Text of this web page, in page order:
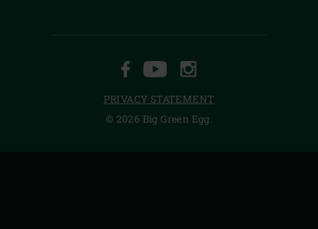
FACEBOOKYOUTUBE
PRIVACY STATEMENT
© 2026 Big Green Egg.